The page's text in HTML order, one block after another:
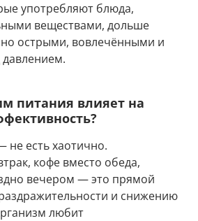
употребляют блюда,
веществами, дольше
острыми, вовлечёнными и
питания влияет на
есть хаотично.
кофе вместо обеда,
вечером — это прямой
раздражительности и снижению
любит